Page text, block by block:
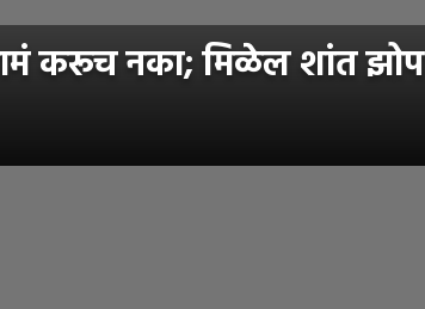
करूच नका; मिळेल शांत झोप